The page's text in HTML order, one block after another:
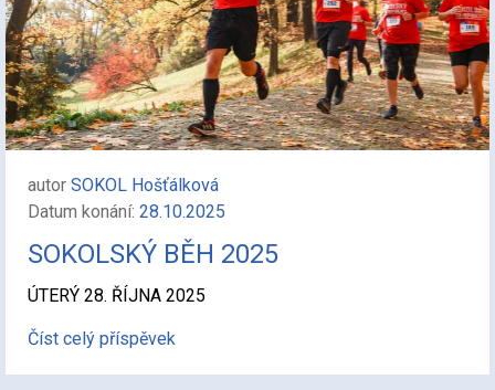
autor SOKOL Hošťálková
Datum konání: 28.10.2025
SOKOLSKÝ BĚH 2025
ÚTERÝ 28. ŘÍJNA 2025
Číst celý příspěvek